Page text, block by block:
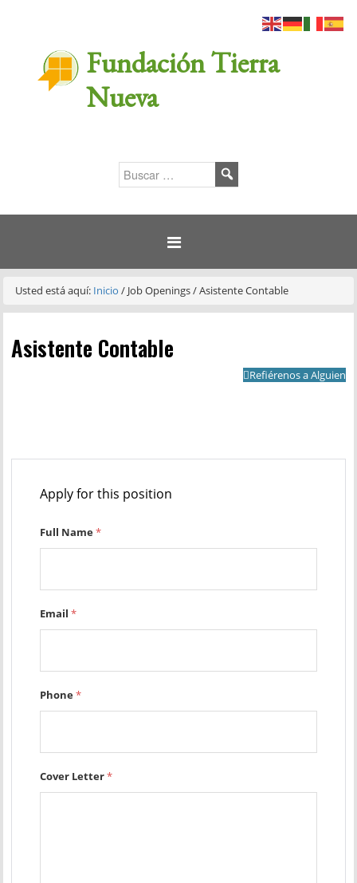
Fundación Tierra
Nueva
Usted está aquí: Inicio/ Job Openings/Asistente Contable
Asistente Contable
Refiérenos a Alguien
Apply for this position
Full Name*
Email*
Phone*
Cover Letter*